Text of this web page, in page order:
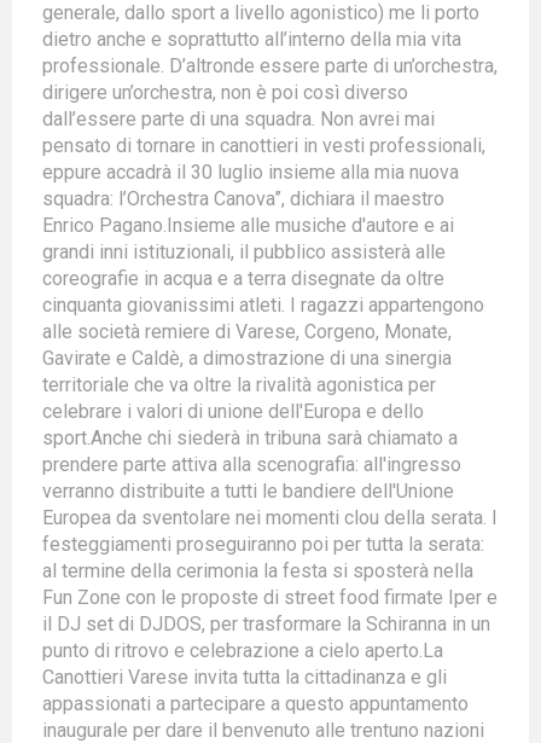
generale, dallo sport a livello agonistico) me li porto
dietro anche e soprattutto all’interno della mia vita
professionale. D’altronde essere parte di un’orchestra,
dirigere un’orchestra, non è poi così diverso
dall’essere parte di una squadra. Non avrei mai
pensato di tornare in canottieri in vesti professionali,
eppure accadrà il 30 luglio insieme alla mia nuova
squadra: l’Orchestra Canova”, dichiara il maestro
Enrico Pagano.Insieme alle musiche d'autore e ai
grandi inni istituzionali, il pubblico assisterà alle
coreografie in acqua e a terra disegnate da oltre
cinquanta giovanissimi atleti. I ragazzi appartengono
alle società remiere di Varese, Corgeno, Monate,
Gavirate e Caldè, a dimostrazione di una sinergia
territoriale che va oltre la rivalità agonistica per
celebrare i valori di unione dell'Europa e dello
sport.Anche chi siederà in tribuna sarà chiamato a
prendere parte attiva alla scenografia: all'ingresso
verranno distribuite a tutti le bandiere dell'Unione
Europea da sventolare nei momenti clou della serata. I
festeggiamenti proseguiranno poi per tutta la serata:
al termine della cerimonia la festa si sposterà nella
Fun Zone con le proposte di street food firmate Iper e
il DJ set di DJDOS, per trasformare la Schiranna in un
punto di ritrovo e celebrazione a cielo aperto.La
Canottieri Varese invita tutta la cittadinanza e gli
appassionati a partecipare a questo appuntamento
inaugurale per dare il benvenuto alle trentuno nazioni